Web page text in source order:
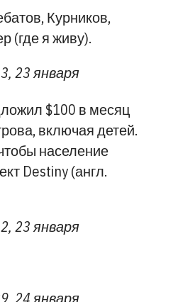
Курников,
(где я живу).
23 января
$100 в месяц
включая детей.
население
Destiny (англ.
23 января